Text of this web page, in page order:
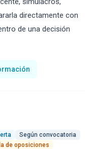
directamente con
de una decisión
Según convocatoria
de oposiciones